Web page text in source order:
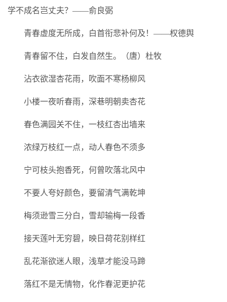
学不成名岂丈夫？——俞良弼
青春虚度无所成，白首衔悲补何及！——权德舆
青春留不住，白发自然生。（唐）杜牧
沾衣欲湿杏花雨，吹面不寒杨柳风
小楼一夜听春雨，深巷明朝卖杏花
春色满园关不住，一枝红杏出墙来
浓绿万枝红一点，动人春色不须多
宁可枝头抱香死，何曾吹落北风中
不要人夸好颜色，要留清气满乾坤
梅须逊雪三分白，雪却输梅一段香
接天莲叶无穷碧，映日荷花别样红
乱花渐欲迷人眼，浅草才能没马蹄
落红不是无情物，化作春泥更护花